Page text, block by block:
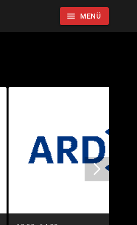
menu MENÜ